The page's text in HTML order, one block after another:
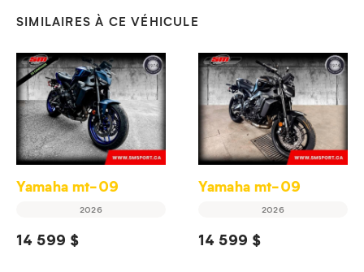
SIMILAIRES À CE VÉHICULE
Yamaha mt-09
2026
14 599 $
Yamaha mt-09
2026
14 599 $